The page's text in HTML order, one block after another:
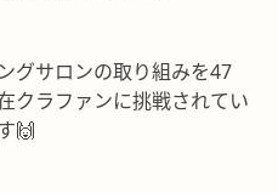
グサロンの取り組みを47
クラファンに挑戦されてい
🙌